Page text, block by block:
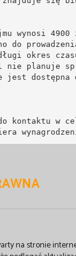
wynosi
do
długi okres
nie planuje
jest dostępna
do kontaktu w
na stronie